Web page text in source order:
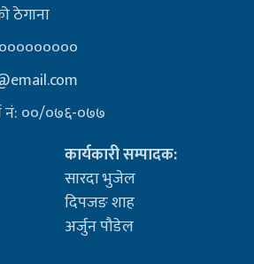
ठेगाना
नं: ००/०७६-०७७
कार्यकारी सम्पादक:
सारदा भुजेल
दिपजङ शाह
अर्जुन पौडेल